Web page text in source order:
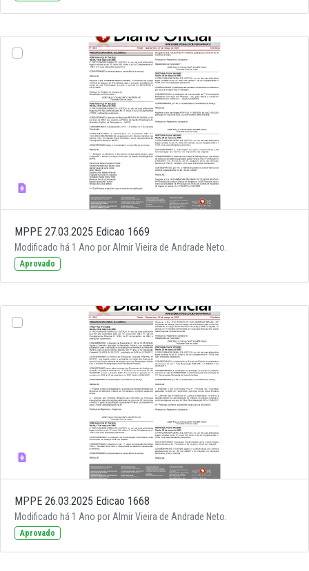
MPPE 27.03.2025 Edicao 1669
Modificado há 1 Ano por Almir Vieira de Andrade Neto.
Aprovado
MPPE 26.03.2025 Edicao 1668
Modificado há 1 Ano por Almir Vieira de Andrade Neto.
Aprovado